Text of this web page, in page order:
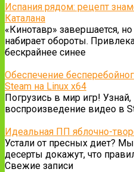
Испания рядом: рецепт
Каталана
«Кинотавр» завершается,
набирает обороты.
бескрайнее синее
Обеспечение
Steam на Linux x64
Погрузись в мир игр!
воспроизведение видео в
Идеальная ПП яблочно-
Устали от пресных диет?
десерты докажут, что
Свежие записи